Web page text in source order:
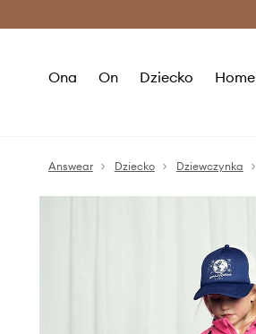
Ona On Dziecko Home
Answear Dziecko Dziewczynka